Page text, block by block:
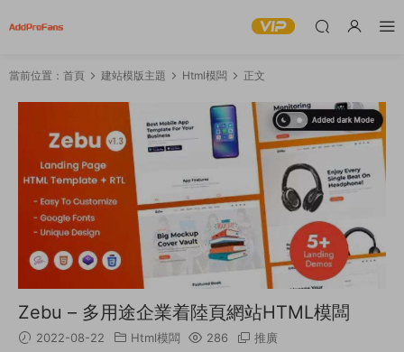
當前位置： 首頁 建站模版主題 Html模闆 正文
Zebu – 多用途企業着陸頁網站HTML模闆
2022-08-22 Html模闆 286 推廣